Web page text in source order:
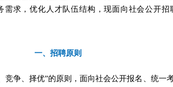
需求，优化人才队伍结构，现面向社会公开
一、招聘原则
竞争、择优”的原则，面向社会公开报名、统一